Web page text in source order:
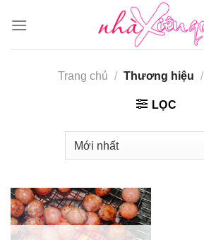
đến
Trang chủ
/ Thương hiệu /
LỌC